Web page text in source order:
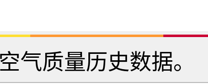
空气质量历史数据。